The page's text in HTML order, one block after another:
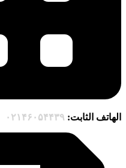
الهاتف الثابت: ۰۲۱۴۶۰۵۴۴۳۹